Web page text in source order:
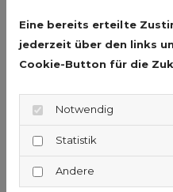
Kurse &
Sie möchten
Ich biete
Eine bereits erteilte
jederzeit über den links
Cookie-Button für die
Notwendig
Statistik
Andere